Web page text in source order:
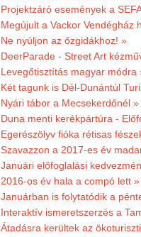
Projektzáró események a
Megújult a Vackor Vendégház
Ne nyúljon az őzgidákhoz! »
DeerParade - Street Art
Levegőtisztítás magyar módra
Két tagunk is Dél-Dunántúl
Nyári tábor a Mecsekerdőnél »
Duna menti kerékpártúra -
Egerészölyv fióka rétisas
Szavazzon a 2017-es év
Januári előfoglalási
2016-os év hala a compó lett »
Januárban is folytatódik a
Interaktív ismeretszerzés a
Átadásra kerültek az